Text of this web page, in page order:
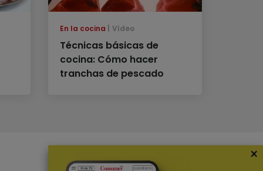
En la cocina Vídeo
Técnicas básicas de
cocina: Cómo hacer
tranchas de pescado
×